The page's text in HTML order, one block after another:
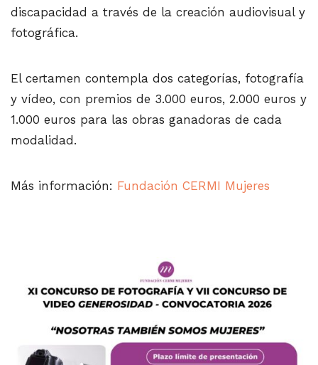
discapacidad a través de la creación audiovisual y
fotográfica.
El certamen contempla dos categorías, fotografía
y vídeo, con premios de 3.000 euros, 2.000 euros y
1.000 euros para las obras ganadoras de cada
modalidad.
Más información: Fundación CERMI Mujeres